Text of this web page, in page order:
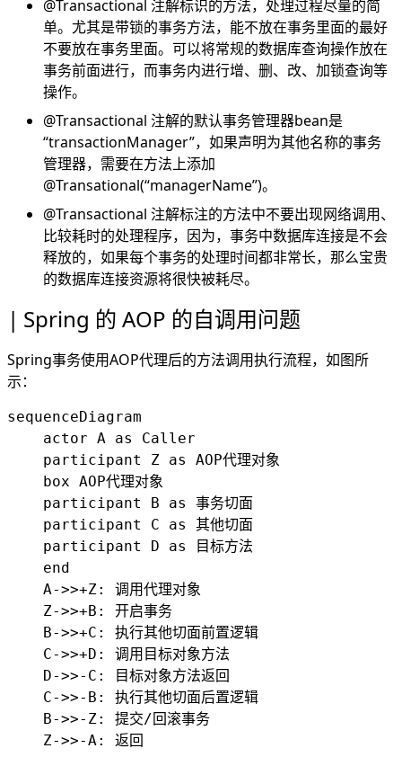
@Transactional 注解标识的方法，处理过程尽量的简
单。尤其是带锁的事务方法，能不放在事务里面的最好
不要放在事务里面。可以将常规的数据库查询操作放在
事务前面进行，而事务内进行增、删、改、加锁查询等
操作。
@Transactional 注解的默认事务管理器bean是
“transactionManager”，如果声明为其他名称的事务
管理器，需要在方法上添加
@Transational(“managerName”)。
@Transactional 注解标注的方法中不要出现网络调用、
比较耗时的处理程序，因为，事务中数据库连接是不会
释放的，如果每个事务的处理时间都非常长，那么宝贵
的数据库连接资源将很快被耗尽。
Spring 的 AOP 的自调用问题
Spring事务使用AOP代理后的方法调用执行流程，如图所
示：
sequenceDiagram
    actor A as Caller
    participant Z as AOP代理对象
    box AOP代理对象
    participant B as 事务切面
    participant C as 其他切面
    participant D as 目标方法
    end
    A->>+Z: 调用代理对象
    Z->>+B: 开启事务
    B->>+C: 执行其他切面前置逻辑
    C->>+D: 调用目标对象方法
    D->>-C: 目标对象方法返回
    C->>-B: 执行其他切面后置逻辑
    B->>-Z: 提交/回滚事务